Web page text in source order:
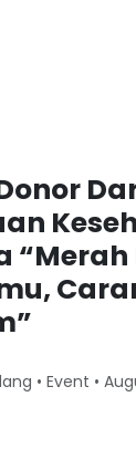
• Event •